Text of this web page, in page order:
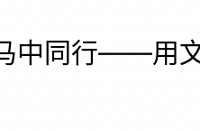
中同行——用